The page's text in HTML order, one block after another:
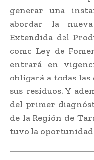
generar una
abordar la
Extendida del
como Ley de
entrará en
obligará a todas las
sus residuos. Y
del primer
de la Región de
tuvo la